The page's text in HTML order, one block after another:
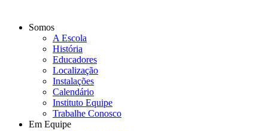
Somos
A Escola
História
Educadores
Localização
Instalações
Calendário
Instituto Equipe
Trabalhe Conosco
Em Equipe